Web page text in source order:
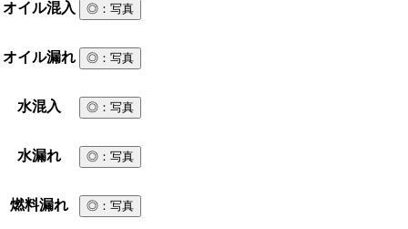
オイル混入 ◎ ：写真
オイル漏れ ◎ ：写真
水混入 ◎ ：写真
水漏れ ◎ ：写真
燃料漏れ ◎ ：写真